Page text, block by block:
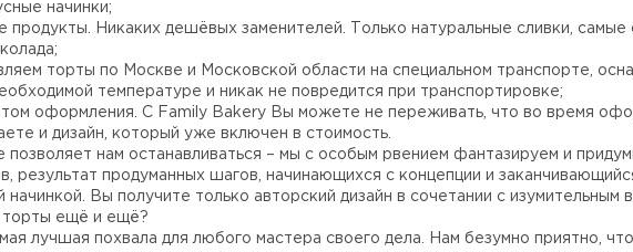
и
начинки;
продукты. Никаких дешёвых заменителей. Только натуральные сливки,
торты по Москве и Московской области на специальном транспорте,
температуре и никак не повредится при транспортировке;
оформления. С Family Bakery Вы можете не переживать, что во время
и дизайн, который уже включен в стоимость.
позволяет нам останавливаться – мы с особым рвением фантазируем и
результат продуманных шагов, начинающихся с концепции и
Вы получите только авторский дизайн в сочетании с изумительным
торты ещё и ещё?
лучшая похвала для любого мастера своего дела. Нам безумно приятно,
Жалоба